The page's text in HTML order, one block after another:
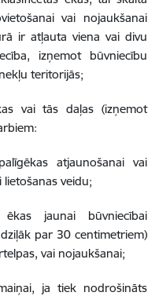
vai nojaukšanai
ir atļauta viena vai divu
izņemot būvniecību
teritorijās;
vai tās daļas (izņemot
atjaunošanai vai
veidu;
jaunai būvniecībai
par 30 centimetriem)
vai nojaukšanai;
ja tiek nodrošināts